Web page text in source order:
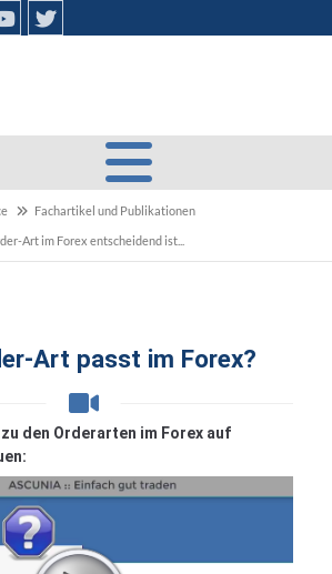
Fachartikel und Publikationen
Art im Forex entscheidend ist...
Art passt im Forex?
den Orderarten im Forex auf